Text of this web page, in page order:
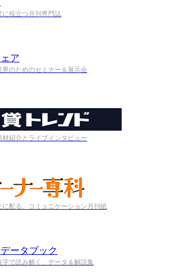
に役立つ月刊専門誌
のためのセミナー＆展示会
紹介とライブインタビュー
に配る、コミュニケーション月刊紙
字で読み解く、データ＆解説集